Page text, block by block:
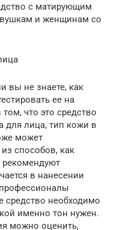
с матирующим
и женщинам со
вы не знаете, как
ее на
что это средство
для лица, тип кожи в
может
способов, как
рекомендуют
в нанесении
средство необходимо
именно тон нужен.
можно оценить,